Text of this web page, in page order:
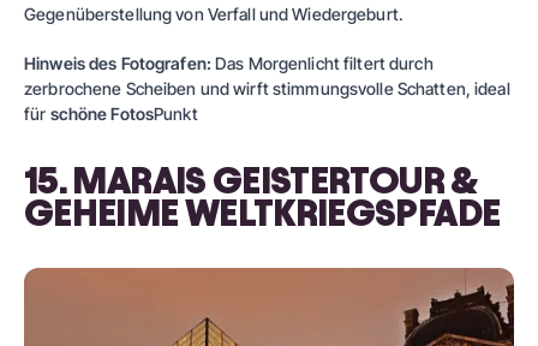
Gegenüberstellung von Verfall und Wiedergeburt.
Hinweis des Fotografen: Das Morgenlicht filtert durch
zerbrochene Scheiben und wirft stimmungsvolle Schatten, ideal
für schöne FotosPunkt
15. MARAIS GEISTERTOUR &
GEHEIME WELTKRIEGSPFADE